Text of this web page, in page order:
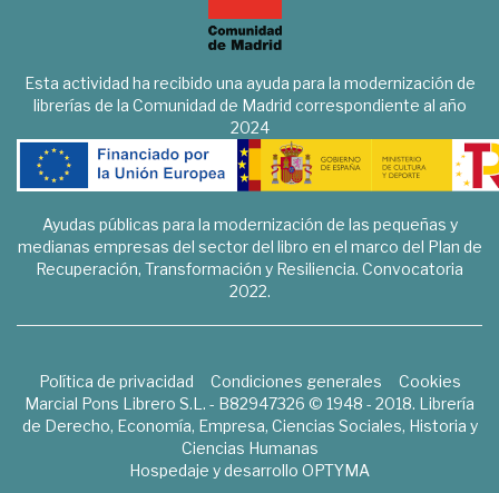
Esta actividad ha recibido una ayuda para la modernización de
librerías de la Comunidad de Madrid correspondiente al año
2024
Ayudas públicas para la modernización de las pequeñas y
medianas empresas del sector del libro en el marco del Plan de
Recuperación, Transformación y Resiliencia. Convocatoria
2022.
Política de privacidad Condiciones generales
Cookies
Marcial Pons Librero S.L. - B82947326 © 1948 - 2018. Librería
de Derecho, Economía, Empresa, Ciencias Sociales, Historia y
Ciencias Humanas
Hospedaje y desarrollo OPTYMA